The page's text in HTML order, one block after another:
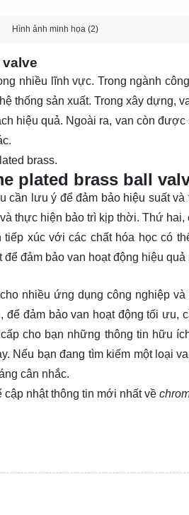
Hình ảnh minh họa (2)
nhiều lĩnh vực. Trong ngành
thống sản xuất. Trong xây dựng,
hiệu quả. Ngoài ra, van còn được
brass.
plated brass ball
cần lưu ý để đảm bảo hiệu suất
thực hiện bảo trì kịp thời. Thứ hai,
xúc với các chất hóa học có
đảm bảo van hoạt động hiệu quả
nhiều ứng dụng công nghiệp
đảm bảo van hoạt động tối ưu,
cho bạn những thông tin hữu
Nếu bạn đang tìm kiếm một loại
cân nhắc.
cập nhật thông tin mới nhất về